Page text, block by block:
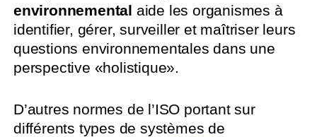
environnemental aide les organismes à
identifier, gérer, surveiller et maîtriser leurs
questions environnementales dans une
perspective «holistique».
D’autres normes de l’ISO portant sur
différents types de systèmes de